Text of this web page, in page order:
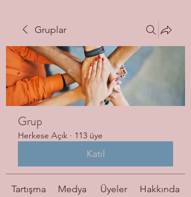
Gruplar
Grup
Herkese Açık · 113 üye
Katıl
Tartışma Medya Üyeler Hakkında